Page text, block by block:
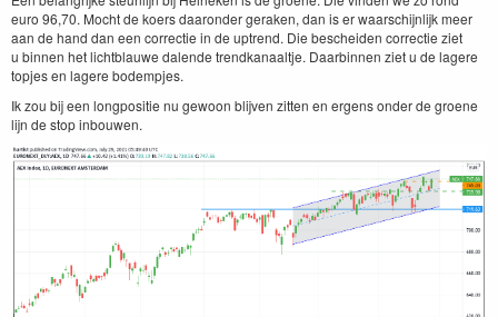
euro 96,70. Mocht de koers daaron­der ger­ak­en, dan is er waarschi­jn­lijk meer
aan de hand dan een cor­rec­tie in de uptrend. Die beschei­den cor­rec­tie ziet
u bin­nen het licht­blauwe dal­ende trend­kanaalt­je. Daarbin­nen ziet u de lagere
top­jes en lagere bodempjes.
Ik zou bij een long­posi­tie nu gewoon bli­jven zit­ten en ergens onder de groene
lijn de stop inbouwen.